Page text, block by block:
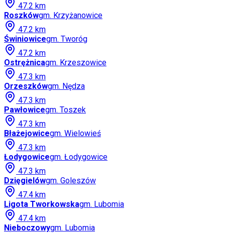
47.2 km
Roszkówgm. Krzyżanowice
47.2 km
Świniowicegm. Tworóg
47.2 km
Ostrężnicagm. Krzeszowice
47.3 km
Orzeszkówgm. Nędza
47.3 km
Pawłowicegm. Toszek
47.3 km
Błażejowicegm. Wielowieś
47.3 km
Łodygowicegm. Łodygowice
47.3 km
Dzięgielówgm. Goleszów
47.4 km
Ligota Tworkowskagm. Lubomia
47.4 km
Nieboczowygm. Lubomia